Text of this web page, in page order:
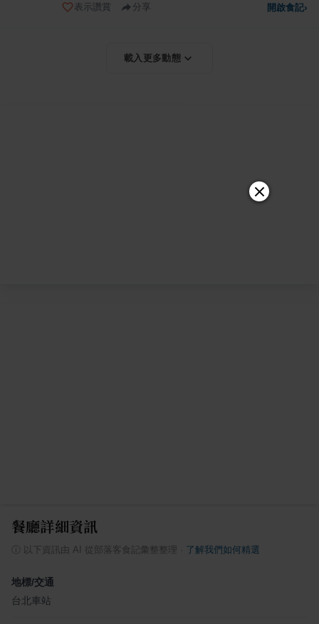
表示讚賞 分享 開啟食記›
載入更多動態
餐廳詳細資訊
ⓘ 以下資訊由 AI 從部落客食記彙整整理 了解我們如何精選
地標/交通
台北車站